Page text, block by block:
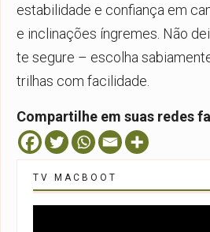
estabilidade e confiança em
e inclinações íngremes. Não
te segure – escolha
trilhas com facilidade.
Compartilhe em suas redes
TV MACBOOT